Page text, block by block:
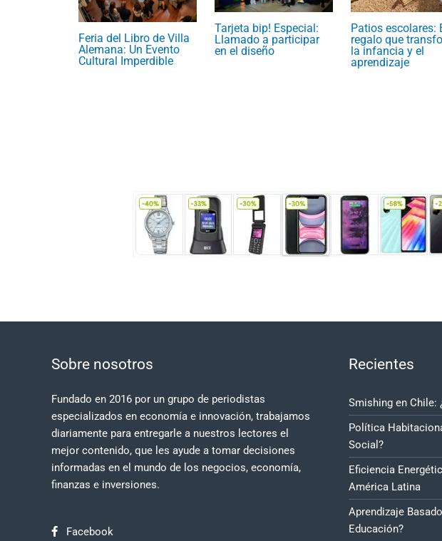
Feria del Libro de Villa
Alemana: Un Evento
Cultural Imperdible
Tarjeta bip! Especial:
Llamado a participar
en el diseño
Patios escolares:
regalo que
la infancia y el
aprendizaje
Sobre nosotros
Fundado en 2016 por un grupo de periodistas
especializados en economía e innovación, trabajamos
diariamente para entregarle a nuestros lectores el
mejor contenido, que les ayude a tomar decisiones
informadas en el mundo de los negocios, economía,
finanzas e inversiones.
Facebook
Recientes
Smishing en Chile:
Política
Social?
Eficiencia
América Latina
Aprendizaje
Educación?